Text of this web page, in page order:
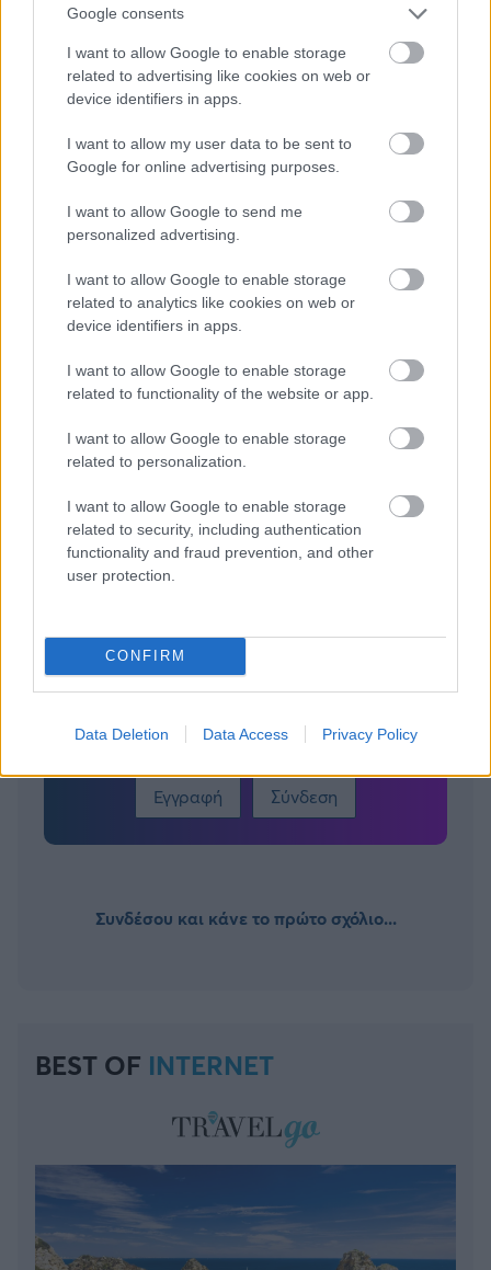
Google consents
I want to allow Google to enable storage
related to advertising like cookies on web or
device identifiers in apps.
I want to allow my user data to be sent to
Google for online advertising purposes.
I want to allow Google to send me
personalized advertising.
I want to allow Google to enable storage
related to analytics like cookies on web or
device identifiers in apps.
I want to allow Google to enable storage
related to functionality of the website or app.
I want to allow Google to enable storage
related to personalization.
I want to allow Google to enable storage
related to security, including authentication
functionality and fraud prevention, and other
user protection.
CONFIRM
Data Deletion Data Access Privacy Policy
Διάβασε όλα τατελευταία νέα
και δες τιςαθλητικές μεταδόσειςτης ημέρας και της
εβδομάδας μέσα από το υπερπλήρες Πρόγραμμα TV του
Gazzetta. Ακολούθησέ μας και στοGoogle News.
ΔΙΑΒΑΣΕ ΑΚΟΜΗ:
Οι μεταγραφές της ημέρας στο μπάσκετ: Το επίσημο του
«Βασιλιά» ΛεΜπρόν και οι κινήσεις σε Euroleague και
Stoiximan GBL
Εφές: Ανακοίνωσε Μάλκολμ μέχρι το 2028
ενδιαφέρθηκαν»
Για να προσθέσεις το σχόλιο
σου πρέπει να συνδεθείς
στο my gazzetta!
Εγγραφή Σύνδεση
Συνδέσου και κάνε το πρώτο σχόλιο...
BEST OF INTERNET